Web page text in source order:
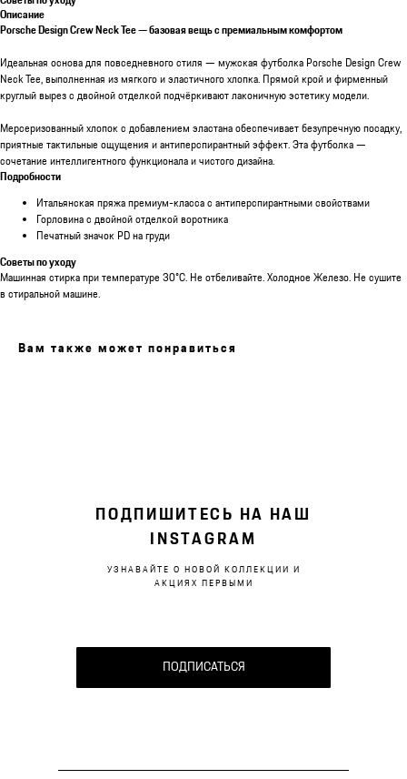
Описание
Porsche Design Crew Neck Tee — базовая вещь с премиальным комфортом
Идеальная основа для повседневного стиля — мужская футболка Porsche Design Crew
Neck Tee, выполненная из мягкого и эластичного хлопка. Прямой крой и фирменный
круглый вырез с двойной отделкой подчёркивают лаконичную эстетику модели.
Мерсеризованный хлопок с добавлением эластана обеспечивает безупречную посадку,
приятные тактильные ощущения и антиперспирантный эффект. Эта футболка —
сочетание интеллигентного функционала и чистого дизайна.
Подробности
Итальянская пряжа премиум-класса с антиперспирантными свойствами
Горловина с двойной отделкой воротника
Печатный значок PD на груди
Советы по уходу
Машинная стирка при температуре 30°C. Не отбеливайте. Холодное Железо. Не сушите
в стиральной машине.
Вам также может понравиться
ПОДПИШИТЕСЬ НА НАШ
INSTAGRAM
УЗНАВАЙТЕ О НОВОЙ КОЛЛЕКЦИИ И
АКЦИЯХ ПЕРВЫМИ
ПОДПИСАТЬСЯ